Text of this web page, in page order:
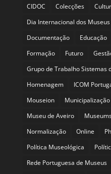
CIDOC
Colecções
Dia Internacional dos Museus
Documentação
Educação
Formação
Futuro
Grupo de Trabalho Sistemas
Homenagem
ICOM
Mouseion
Museu de Aveiro
Normalização
Online
Política Museológica
Rede Portuguesa de Museus